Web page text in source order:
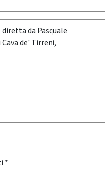
da Pasquale
de' Tirreni,
*